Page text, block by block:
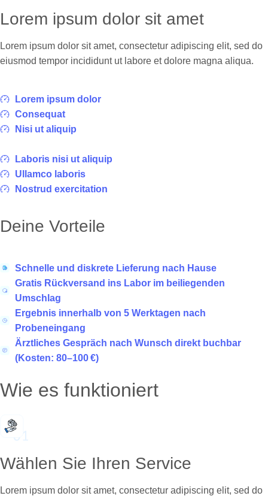
Lorem ipsum dolor sit amet
Lorem ipsum dolor sit amet, consectetur adipiscing elit, sed do
eiusmod tempor incididunt ut labore et dolore magna aliqua.
Lorem ipsum dolor
Consequat
Nisi ut aliquip
Laboris nisi ut aliquip
Ullamco laboris
Nostrud exercitation
Deine Vorteile
Schnelle und diskrete Lieferung nach Hause
Gratis Rückversand ins Labor im beiliegenden
Umschlag
Ergebnis innerhalb von 5 Werktagen nach
Probeneingang
Ärztliches Gespräch nach Wunsch direkt buchbar
(Kosten: 80–100 €)
Wie es funktioniert
Wählen Sie Ihren Service
Lorem ipsum dolor sit amet, consectetur adipiscing elit, sed do